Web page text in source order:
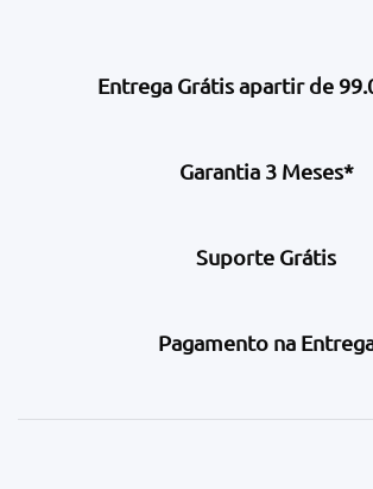
Entrega Grátis apartir de
Garantia 3 Meses*
Suporte Grátis
Pagamento na